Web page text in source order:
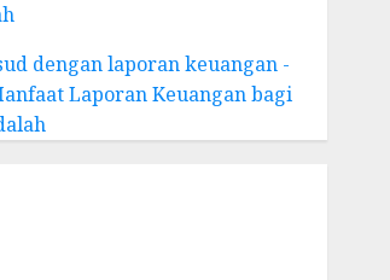
dengan laporan keuangan -
Laporan Keuangan bagi